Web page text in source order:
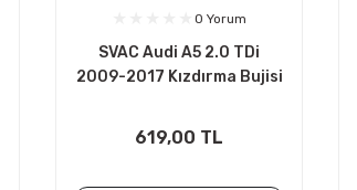
0 Yorum
SVAC Audi A5 2.0 TDi
2009-2017 Kızdırma Bujisi
619,00 TL